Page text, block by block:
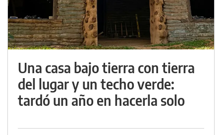
Una casa bajo tierra con tierra
del lugar y un techo verde:
tardó un año en hacerla solo